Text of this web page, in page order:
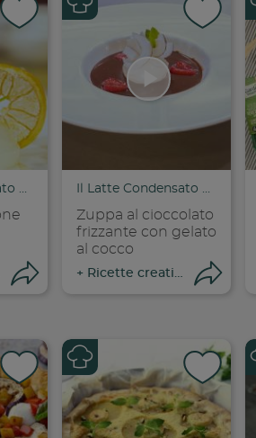
su
link
Il Latte Condensato Nestlé
Apri condivisione
Il Latte Condensato Nestlé
Zuppa al cioccolato
frizzante con gelato
al cocco
+ Ricette creative